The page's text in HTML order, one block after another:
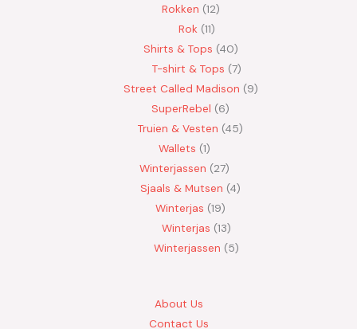
Rokken 12
Rok 11
Shirts & Tops 40
T-shirt & Tops 7
Street Called Madison 9
SuperRebel
6
Truien & Vesten 45
Wallets 1
Winterjassen
27
Sjaals & Mutsen 4
Winterjas 19
Winterjas 13
Winterjassen
5
About Us
Contact Us